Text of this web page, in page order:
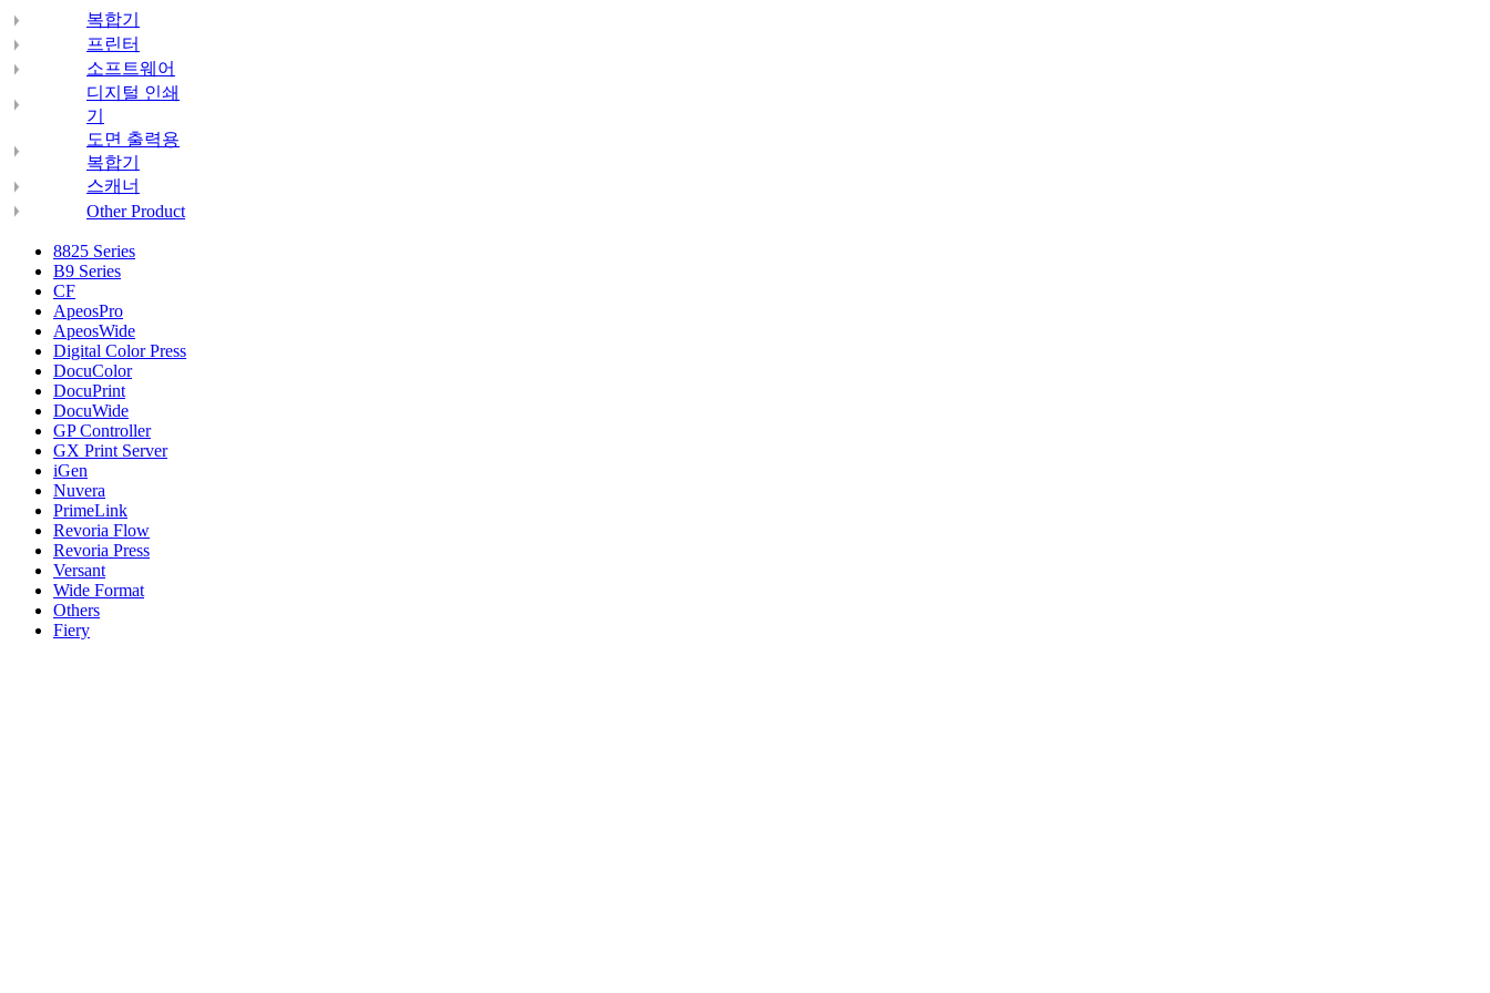
복합기
프린터
소프트웨어
디지털 인쇄
기
도면 출력용
복합기
스캐너
Other Product
8825 Series
B9 Series
CF
ApeosPro
ApeosWide
Digital Color Press
DocuColor
DocuPrint
DocuWide
GP Controller
GX Print Server
iGen
Nuvera
PrimeLink
Revoria Flow
Revoria Press
Versant
Wide Format
Others
Fiery